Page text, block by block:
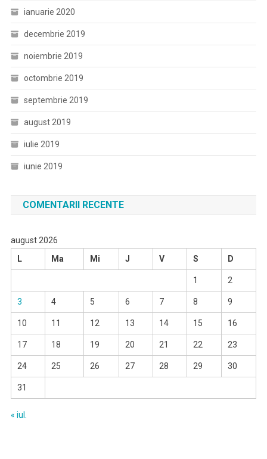
ianuarie 2020
decembrie 2019
noiembrie 2019
octombrie 2019
septembrie 2019
august 2019
iulie 2019
iunie 2019
COMENTARII RECENTE
august 2026
L
Ma Mi J V S D
1 2
3 4 5 6 7 8 9
10 11 12 13 14 15 16
17 18 19 20 21 22 23
24 25 26 27 28 29 30
31
« iul.